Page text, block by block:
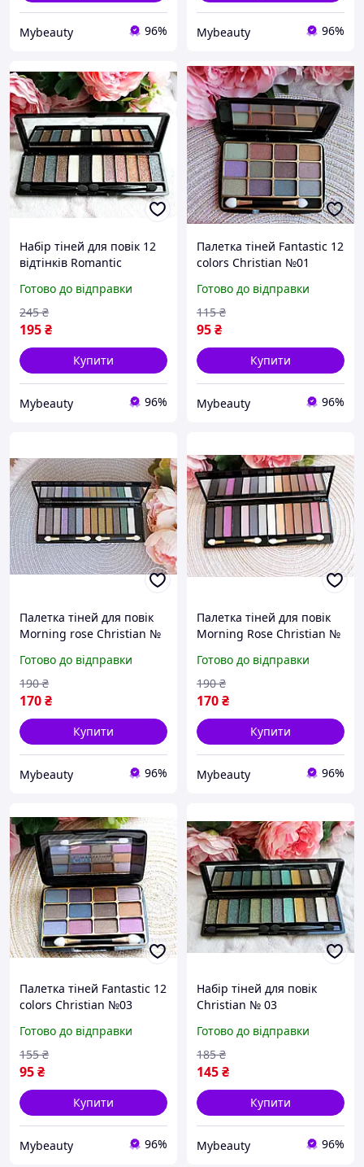
Mybeauty 96% Mybeauty 96%
Набір тіней для повік 12
відтінків Romantic
Готово до відправки
195₴
245 ₴
Купити
Mybeauty 96%
Палетка тіней Fantastic 12
colors Christian №01
Готово до відправки
95₴
115 ₴
Купити
Mybeauty 96%
Палетка тіней для повік
Morning rose Christian №
Готово до відправки
170₴
190 ₴
Купити
Mybeauty 96%
Палетка тіней для повік
Morning Rose Christian №
Готово до відправки
170₴
190 ₴
Купити
Mybeauty 96%
Палетка тіней Fantastic 12
colors Christian №03
Готово до відправки
95₴
155 ₴
Купити
Mybeauty 96%
Набір тіней для повік
Christian № 03
Готово до відправки
145₴
185 ₴
Купити
Mybeauty 96%